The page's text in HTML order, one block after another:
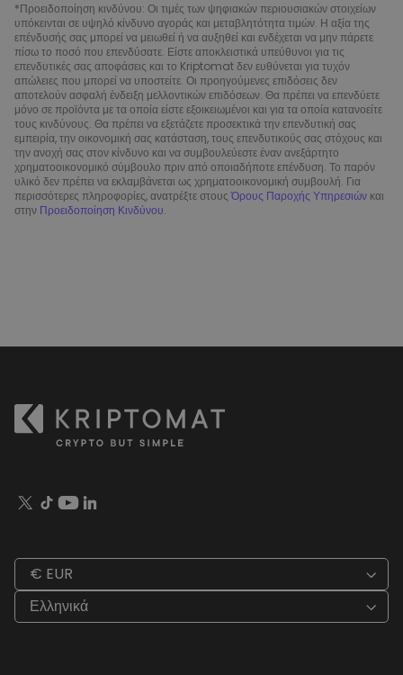
*Προειδοποίηση κινδύνου: Οι τιμές των ψηφιακών περιουσιακών στοιχείων
υπόκεινται σε υψηλό κίνδυνο αγοράς και μεταβλητότητα τιμών. Η αξία της
επένδυσής σας μπορεί να μειωθεί ή να αυξηθεί και ενδέχεται να μην πάρετε
πίσω το ποσό που επενδύσατε. Είστε αποκλειστικά υπεύθυνοι για τις
επενδυτικές σας αποφάσεις και το Kriptomat δεν ευθύνεται για τυχόν
απώλειες που μπορεί να υποστείτε. Οι προηγούμενες επιδόσεις δεν
αποτελούν ασφαλή ένδειξη μελλοντικών επιδόσεων. Θα πρέπει να επενδύετε
μόνο σε προϊόντα με τα οποία είστε εξοικειωμένοι και για τα οποία κατανοείτε
τους κινδύνους. Θα πρέπει να εξετάζετε προσεκτικά την επενδυτική σας
εμπειρία, την οικονομική σας κατάσταση, τους επενδυτικούς σας στόχους και
την ανοχή σας στον κίνδυνο και να συμβουλεύεστε έναν ανεξάρτητο
χρηματοοικονομικό σύμβουλο πριν από οποιαδήποτε επένδυση. Το παρόν
υλικό δεν πρέπει να εκλαμβάνεται ως χρηματοοικονομική συμβουλή. Για
περισσότερες πληροφορίες, ανατρέξτε στουςΌρους Παροχής Υπηρεσιών και
στην Προειδοποίηση Κινδύνου.
€ EUR
Ελληνικά